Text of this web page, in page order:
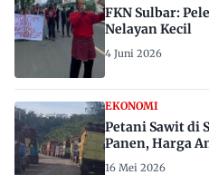
FKN Sulbar:
Nelayan Kecil
4 Juni 2026
EKONOMI
Petani Sawit di
Panen, Harga
16 Mei 2026